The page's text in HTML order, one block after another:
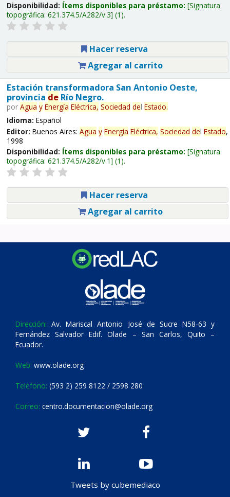
Disponibilidad: Ítems disponibles para préstamo: Signatura
topográfica: 621.374.5/A282/v.3 (1).
Hacer reserva
Agregar al carrito
Estación transformadora San Antonio Oeste,
provincia deRío Negro.
por Agua y Energía Eléctrica, Sociedad del Estado.
Idioma: Español
Editor: Buenos Aires: Agua y Energía Eléctrica, Sociedad del Estado,
1998
Disponibilidad: Ítems disponibles para préstamo: Signatura
topográfica: 621.374.5/A282/v.1 (1).
Hacer reserva
Agregar al carrito
Dirección: Av. Mariscal Antonio José de Sucre N58-63 y
Fernández Salvador Edif. Olade – San Carlos, Quito –
Ecuador.
Web: www.olade.org
Teléfono: (593 2) 259 8122 / 2598 280
Correo: centro.documentacion@olade.org
Tweets by cubemediaco